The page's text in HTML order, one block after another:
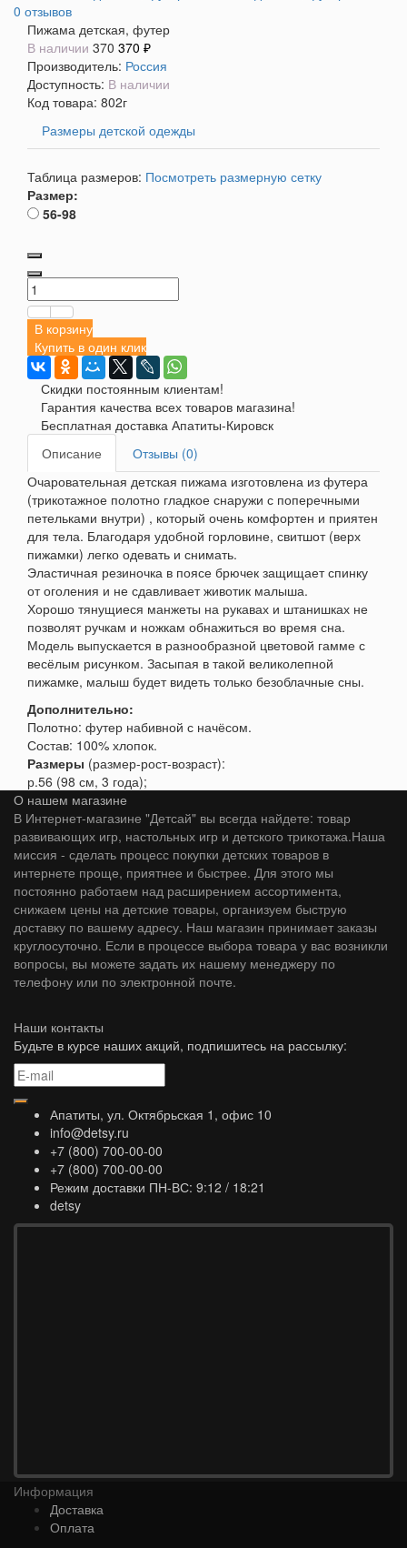
0 отзывов
Пижама детская, футер
В наличии 370 370 ₽
Производитель: Россия
Доступность: В наличии
Код товара: 802г
Размеры детской одежды
Таблица размеров: Посмотреть размерную сетку
Размер:
56-98
В корзину
Купить в один клик
Скидки постоянным клиентам!
Гарантия качества всех товаров магазина!
Бесплатная доставка Апатиты-Кировск
Описание
Отзывы (0)
Очаровательная детская пижама изготовлена из футера
(трикотажное полотно гладкое снаружи с поперечными
петельками внутри) , который очень комфортен и приятен
для тела. Благодаря удобной горловине, свитшот (верх
пижамки) легко одевать и снимать.
Эластичная резиночка в поясе брючек защищает спинку
от оголения и не сдавливает животик малыша.
Хорошо тянущиеся манжеты на рукавах и штанишках не
позволят ручкам и ножкам обнажиться во время сна.
Модель выпускается в разнообразной цветовой гамме с
весёлым рисунком. Засыпая в такой великолепной
пижамке, малыш будет видеть только безоблачные сны.
Дополнительно:
Полотно: футер набивной с начёсом.
Состав: 100% хлопок.
Размеры (размер-рост-возраст):
р.56 (98 см, 3 года);
О нашем магазине
В Интернет-магазине "Детсай" вы всегда найдете: товар
развивающих игр, настольных игр и детского трикотажа.Наша
миссия - сделать процесс покупки детских товаров в
интернете проще, приятнее и быстрее. Для этого мы
постоянно работаем над расширением ассортимента,
снижаем цены на детские товары, организуем быструю
доставку по вашему адресу. Наш магазин принимает заказы
круглосуточно. Если в процессе выбора товара у вас возникли
вопросы, вы можете задать их нашему менеджеру по
телефону или по электронной почте.
Наши контакты
Будьте в курсе наших акций, подпишитесь на рассылку:
Апатиты, ул. Октябрьская 1, офис 10
info@detsy.ru
+7 (800) 700-00-00
+7 (800) 700-00-00
Режим доставки ПН-ВС: 9:12 / 18:21
detsy
Информация
Доставка
Оплата